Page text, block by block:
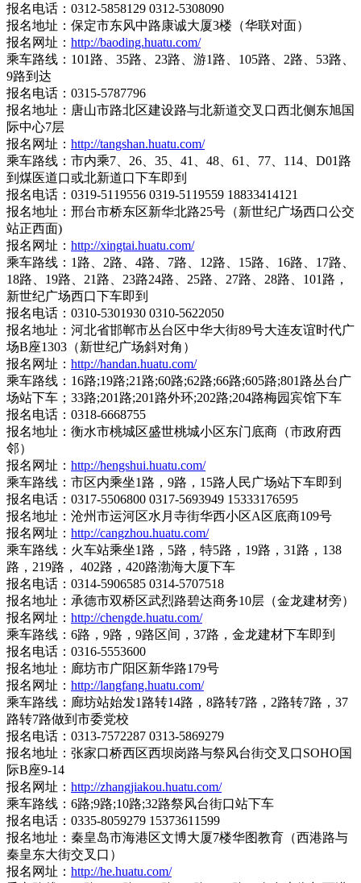
报名电话：0312-5858129 0312-5308090
报名地址：保定市东风中路康诚大厦3楼（华联对面）
报名网址： http://baoding.huatu.com/
乘车路线：101路、35路、23路、游1路、105路、2路、53路、
9路到达
报名电话：0315-5787796
报名地址：唐山市路北区建设路与北新道交叉口西北侧东旭国
际中心7层
报名网址： http://tangshan.huatu.com/
乘车路线：市内乘7、26、35、41、48、61、77、114、D01路
到煤医道口或北新道口下车即到
报名电话：0319-5119556 0319-5119559 18833414121
报名地址：邢台市桥东区新华北路25号（新世纪广场西口公交
站正西面)
报名网址： http://xingtai.huatu.com/
乘车路线：1路、2路、4路、7路、12路、15路、16路、17路、
18路、19路、21路、23路24路、25路、27路、28路、101路，
新世纪广场西口下车即到
报名电话：0310-5301930 0310-5622050
报名地址：河北省邯郸市丛台区中华大街89号大连友谊时代广
场B座1303（新世纪广场斜对角）
报名网址： http://handan.huatu.com/
乘车路线：16路;19路;21路;60路;62路;66路;605路;801路丛台广
场站下车；33路;201路;201路外环;202路;204路梅园宾馆下车
报名电话：0318-6668755
报名地址：衡水市桃城区盛世桃城小区东门底商（市政府西
邻）
报名网址： http://hengshui.huatu.com/
乘车路线：市区内乘坐1路，9路，15路人民广场站下车即到
报名电话：0317-5506800 0317-5693949 15333176595
报名地址：沧州市运河区水月寺街华西小区A区底商109号
报名网址： http://cangzhou.huatu.com/
乘车路线：火车站乘坐1路，5路，特5路，19路，31路，138
路，219路， 402路，420路渤海大厦下车
报名电话：0314-5906585 0314-5707518
报名地址：承德市双桥区武烈路碧达商务10层（金龙建材旁）
报名网址： http://chengde.huatu.com/
乘车路线：6路，9路，9路区间，37路，金龙建材下车即到
报名电话：0316-5553600
报名地址：廊坊市广阳区新华路179号
报名网址： http://langfang.huatu.com/
乘车路线：廊坊站始发1路转14路，8路转7路，2路转7路，37
路转7路做到市委党校
报名电话：0313-7572287 0313-5869279
报名地址：张家口桥西区西坝岗路与祭风台街交叉口SOHO国
际B座9-14
报名网址： http://zhangjiakou.huatu.com/
乘车路线：6路;9路;10路;32路祭风台街口站下车
报名电话：0335-8059279 15373611599
报名地址：秦皇岛市海港区文博大厦7楼华图教育（西港路与
秦皇东大街交叉口）
报名网址： http://he.huatu.com/